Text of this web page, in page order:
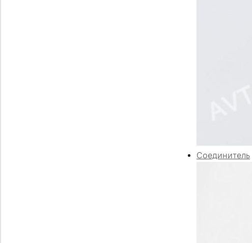
Соединитель